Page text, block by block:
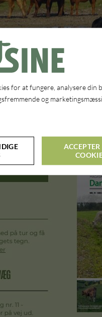
for at fungere, analysere din
og